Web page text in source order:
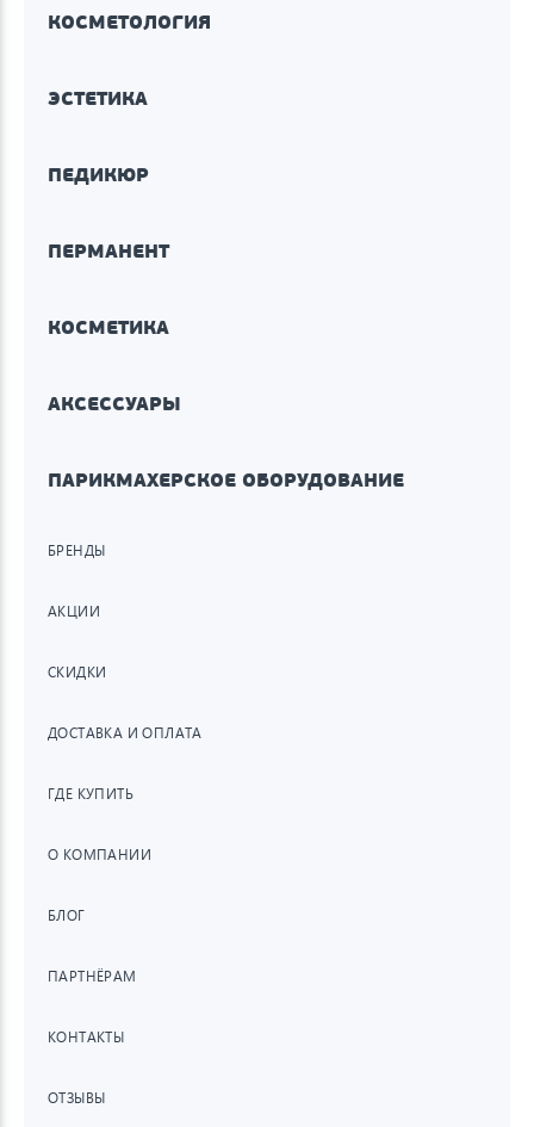
КОСМЕТОЛОГИЯ
ЭСТЕТИКА
ПЕДИКЮР
ПЕРМАНЕНТ
КОСМЕТИКА
АКСЕССУАРЫ
ПАРИКМАХЕРСКОЕ ОБОРУДОВАНИЕ
БРЕНДЫ
АКЦИИ
СКИДКИ
ДОСТАВКА И ОПЛАТА
ГДЕ КУПИТЬ
О КОМПАНИИ
БЛОГ
ПАРТНЁРАМ
КОНТАКТЫ
ОТЗЫВЫ